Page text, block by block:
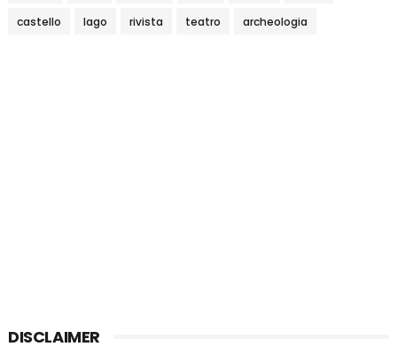
castello lago rivista teatro archeologia
DISCLAIMER